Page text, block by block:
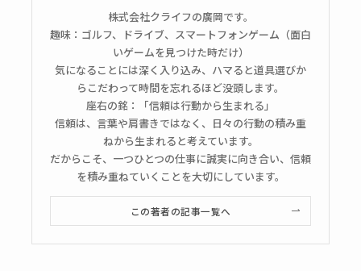
株式会社クライフの廣岡です。
趣味：ゴルフ、ドライブ、スマートフォンゲーム（面白
いゲームを見つけた時だけ）
気になることには深く入り込み、ハマると道具選びか
らこだわって時間を忘れるほど没頭します。
座右の銘：「信頼は行動から生まれる」
信頼は、言葉や肩書きではなく、日々の行動の積み重
ねから生まれると考えています。
だからこそ、一つひとつの仕事に誠実に向き合い、信頼
を積み重ねていくことを大切にしています。
この著者の記事一覧へ